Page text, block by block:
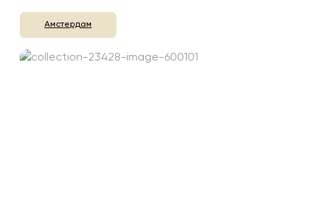
Амстердам